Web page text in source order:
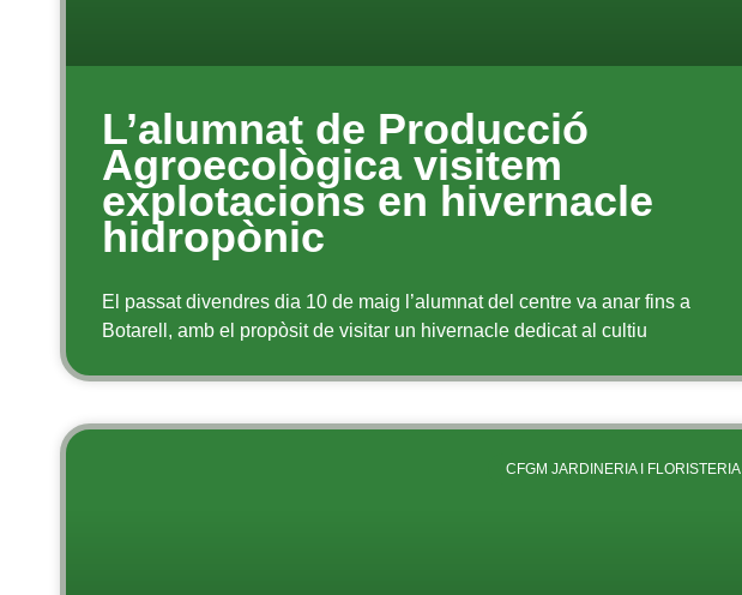
L’alumnat de Producció
Agroecològica visitem
explotacions en hivernacle
hidropònic
El passat divendres dia 10 de maig l’alumnat del centre va anar fins a
Botarell, amb el propòsit de visitar un hivernacle dedicat al cultiu
CFGM JARDINERIA I FLORISTERIA